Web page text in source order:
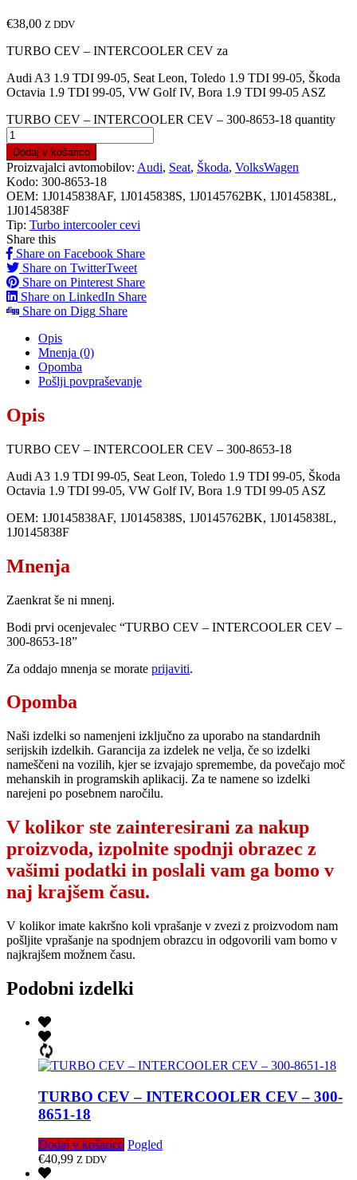
€38,00 Z DDV
TURBO CEV – INTERCOOLER CEV za
Audi A3 1.9 TDI 99-05, Seat Leon, Toledo 1.9 TDI 99-05, Škoda
Octavia 1.9 TDI 99-05, VW Golf IV, Bora 1.9 TDI 99-05 ASZ
TURBO CEV – INTERCOOLER CEV – 300-8653-18 quantity
Dodaj v košarico
Proizvajalci avtomobilov: Audi, Seat, Škoda, VolksWagen
Kodo: 300-8653-18
OEM: 1J0145838AF, 1J0145838S, 1J0145762BK, 1J0145838L,
1J0145838F
Tip: Turbo intercooler cevi
Share this
Share on Facebook Share
Share on TwitterTweet
Share on Pinterest Share
Share on LinkedIn Share
Share on Digg Share
Opis
Mnenja (0)
Opomba
Pošlji povpraševanje
Opis
TURBO CEV – INTERCOOLER CEV – 300-8653-18
Audi A3 1.9 TDI 99-05, Seat Leon, Toledo 1.9 TDI 99-05, Škoda
Octavia 1.9 TDI 99-05, VW Golf IV, Bora 1.9 TDI 99-05 ASZ
OEM: 1J0145838AF, 1J0145838S, 1J0145762BK, 1J0145838L,
1J0145838F
Mnenja
Zaenkrat še ni mnenj.
Bodi prvi ocenjevalec “TURBO CEV – INTERCOOLER CEV –
300-8653-18”
Za oddajo mnenja se morate prijaviti.
Opomba
Naši izdelki so namenjeni izključno za uporabo na standardnih
serijskih izdelkih. Garancija za izdelek ne velja, če so izdelki
nameščeni na vozilih, kjer se izvajajo spremembe, da povečajo moč
mehanskih in programskih aplikacij. Za te namene so izdelki
narejeni po posebnem naročilu.
V kolikor ste zainteresirani za nakup
proizvoda, izpolnite spodnji obrazec z
vašimi podatki in poslali vam ga bomo v
naj krajšem času.
V kolikor imate kakršno koli vprašanje v zvezi z proizvodom nam
pošljite vprašanje na spodnjem obrazcu in odgovorili vam bomo v
najkrajšem možnem času.
Podobni izdelki
TURBO CEV – INTERCOOLER CEV – 300-
8651-18
Dodaj v košarico Pogled
€40,99 Z DDV